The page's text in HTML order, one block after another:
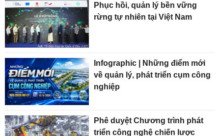
Phục hồi, quản lý bền vững
rừng tự nhiên tại Việt Nam
Infographic | Những điểm mới
về quản lý, phát triển cụm công
nghiệp
Phê duyệt Chương trình phát
triển công nghệ chiến lược